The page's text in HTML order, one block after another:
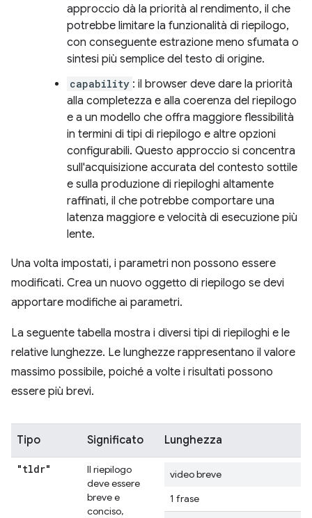
approccio dà la priorità al rendimento, il che
potrebbe limitare la funzionalità di riepilogo,
con conseguente estrazione meno sfumata o
sintesi più semplice del testo di origine.
capability : il browser deve dare la priorità
alla completezza e alla coerenza del riepilogo
e a un modello che offra maggiore flessibilità
in termini di tipi di riepilogo e altre opzioni
configurabili. Questo approccio si concentra
sull'acquisizione accurata del contesto sottile
e sulla produzione di riepiloghi altamente
raffinati, il che potrebbe comportare una
latenza maggiore e velocità di esecuzione più
lente.
Una volta impostati, i parametri non possono essere
modificati. Crea un nuovo oggetto di riepilogo se devi
apportare modifiche ai parametri.
La seguente tabella mostra i diversi tipi di riepiloghi e le
relative lunghezze. Le lunghezze rappresentano il valore
massimo possibile, poiché a volte i risultati possono
essere più brevi.
Tipo Significato Lunghezza
"tldr"
Il riepilogo
deve essere
breve e
conciso,
video breve
1 frase